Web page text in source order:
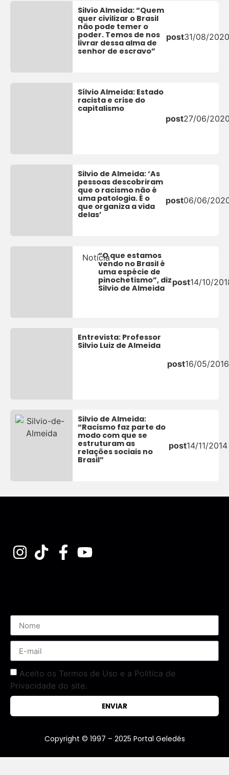
Silvio Almeida: “Quem
quer civilizar o Brasil
não pode temer o
poder. Temos de nos
livrar dessa alma de
senhor de escravo”
post31/08/
Sílvio Almeida: Estado
racista e crise do
capitalismo
post27/06/
Silvio de Almeida: ‘As
pessoas descobriram
que o racismo não é
uma patologia. É o
que organiza a vida
delas’
post06/06/
Notícia“O que estamos
vendo no Brasil é
uma espécie de
pinochetismo”, diz
Silvio de Almeida
post14/10/
Entrevista: Professor
Silvio Luiz de Almeida
post16/05/2016
Silvio de Almeida:
“Racismo faz parte do
modo com que se
estruturam as
relações sociais no
Brasil”
post14/11/2014
Aceito os Termos de Uso e a Política de
Privacidade do site.
ENVIAR
Copyright © 1997 – 2025 Portal Geledés